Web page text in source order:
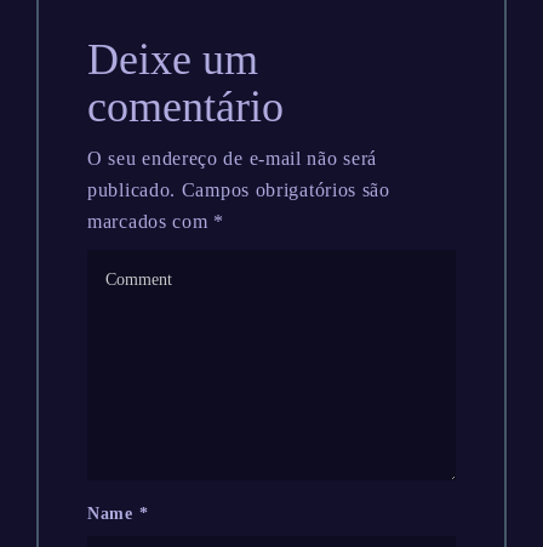
Deixe um
comentário
O seu endereço de e-mail não será
publicado. Campos obrigatórios são
marcados com *
Name *